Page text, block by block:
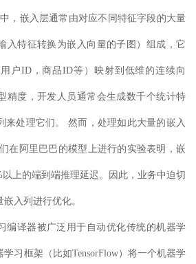
中，嵌入层通常 由对应不同特征字段的大量
入特征转换为嵌入向量的子图）组成 ，它
户ID，商品ID等）映射到 低维 的连续向
精度 ，开发人员通常会生成数千个统计特
来处理它们。 然而，处理如此大量的嵌入
在阿里巴巴的模型上进行的实验表明，嵌
以上的端到端推理延迟。因此， 业务中迫切
入列进行优化。
编译器被广泛用于自动优化传统的机器学
学习框架 （比如TensorFlow） 将一个机器学